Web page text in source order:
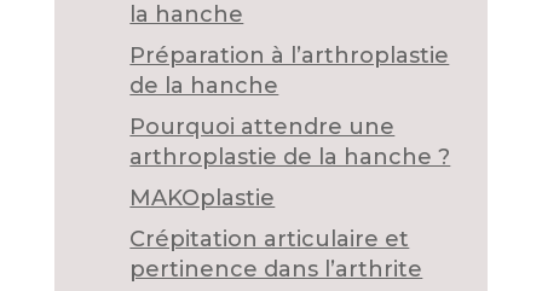
la hanche
Préparation à l’arthroplastie
de la hanche
Pourquoi attendre une
arthroplastie de la hanche ?
MAKOplastie
Crépitation articulaire et
pertinence dans l’arthrite